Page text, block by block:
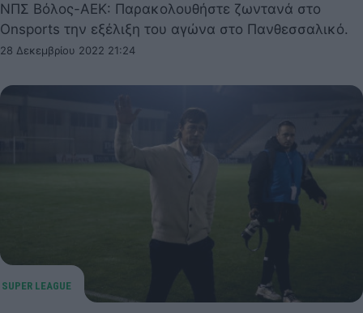
ΝΠΣ Βόλος-ΑΕΚ: Παρακολουθήστε ζωντανά στο
Onsports την εξέλιξη του αγώνα στο Πανθεσσαλικό.
28 Δεκεμβρίου 2022 21:24